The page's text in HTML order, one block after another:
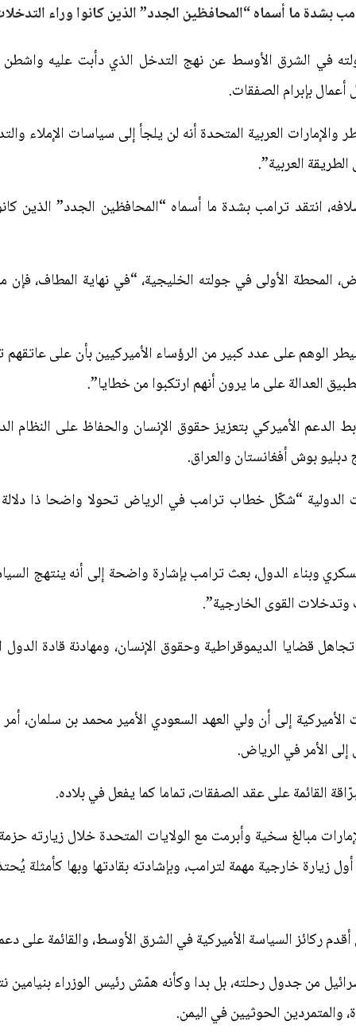
بشدة ما أسماه “المحافظين الجدد” الذين كانوا وراء
في الشرق الأوسط عن نهج التدخل الذي دأبت عليه واشطن
بإبرام الصفقات.
العربية المتحدة أنه لن يلجأ إلى سياسات الإملاء
العربية”.
انتقد ترامب بشدة ما أسماه “المحافظين الجدد” الذين
المحطة الأولى في جولته الخليجية، “في نهاية المطاف، فإن
الوهم على عدد كبير من الرؤساء الأميركيين بأن على عاتقهم
العدالة على ما يرون أنهم ارتكبوا من خطايا”.
الأميركي بتعزيز حقوق الإنسان والحفاظ على النظام
بوش أفغانستان والعراق.
“شكّل خطاب ترامب في الرياض تحولا واضحا ذا
وبناء الدول، بعث ترامب بإشارة واضحة إلى أنه ينتهج
القوى الخارجية”.
قضايا الديموقراطية وحقوق الإنسان، ومهادنة قادة الدول
إلى أن ولي العهد السعودي الأمير محمد بن سلمان،
القائمة على عقد الصفقات، تماما كما يفعل في بلاده.
مبالغ سخية وأبرمت مع الولايات المتحدة خلال زيارته
زيارة خارجية مهمة لترامب، وبإشادته بقادتها وبها كأمثلة
ركائز السياسة الأميركية في الشرق الأوسط، والقائمة على
من جدول رحلته، بل بدا وكأنه همّش رئيس الوزراء بنيامين
والمتمردين الحوثيين في اليمن.